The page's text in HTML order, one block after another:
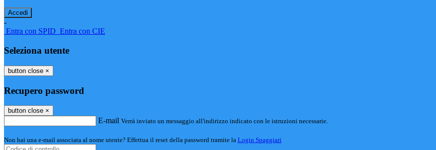
-
Entra con SPID Entra con CIE
Seleziona utente
button close ×
Recupero password
button close ×
E-mail Verrà inviato un messaggio all'indirizzo indicato con le istruzioni necessarie.
Non hai una e-mail associata al nome utente? Effettua il reset della password tramite la Login Spaggiari